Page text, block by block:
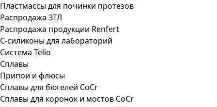
Пластмассы для починки протезов
Распродажа ЗТЛ
Распродажа продукции Renfert
С-силиконы для лабораторий
Система Telio
Сплавы
Припои и флюсы
Сплавы для бюгелей CoCr
Сплавы для коронок и мостов CoCr